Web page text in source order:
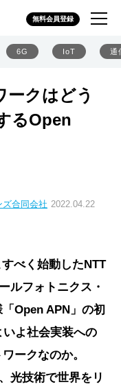
無料会員登録
6G IoT 通
ークはどう
るOpen
合同会社 2022.04.22
べく始動したNTT
ルフォトニクス・
Open APN」の初
よ社会実装への
ークなのか。
光技術で世界をリ